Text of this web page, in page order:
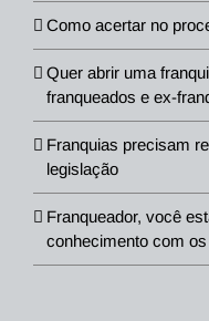
Como acertar no
Quer abrir uma
franqueados e ex-
Franquias precisam
legislação
Franqueador, você
conhecimento com